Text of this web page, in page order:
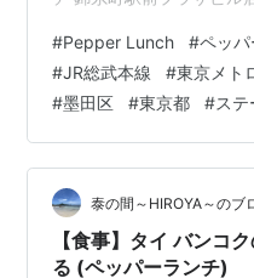
BURGER フレッシュネス
があります。
#Pepper Lunch #ペッ
#JR総武本線 #東京メト
#墨田区 #東京都 #ステ
泰の間～HIROYA～のブ
【食事】タイ バンコ
る (ペッパーランチ)